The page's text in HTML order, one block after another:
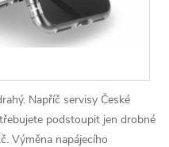
Napříč servisy České
podstoupit jen drobné
Výměna napájecího